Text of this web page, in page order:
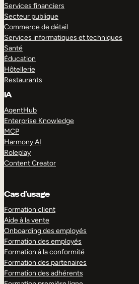
Services financiers
Secteur publique
Commerce de détail
Services informatiques et techniques
Santé
Éducation
Hôtellerie
Restaurants
IA
AgentHub
Enterprise Knowledge
MCP
Harmony AI
Roleplay
Content Creator
Cas d’usage
Formation client
Aide à la vente
Onboarding des employés
Formation des employés
Formation à la conformité
Formation des partenaires
Formation des adhérents